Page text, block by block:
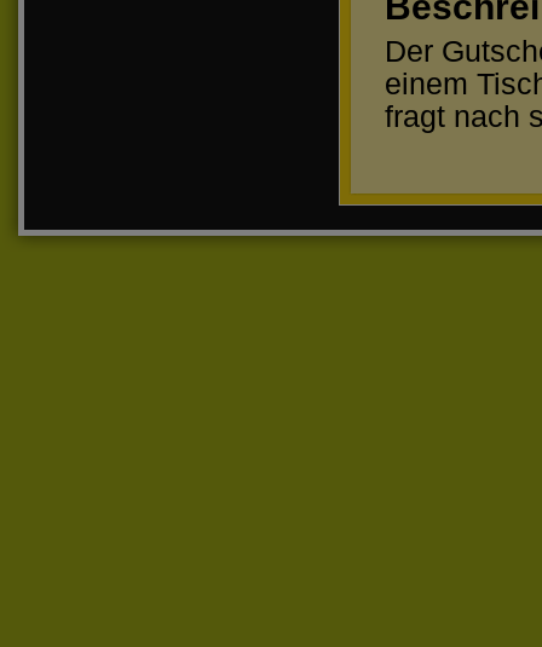
Der
einem
fragt nach